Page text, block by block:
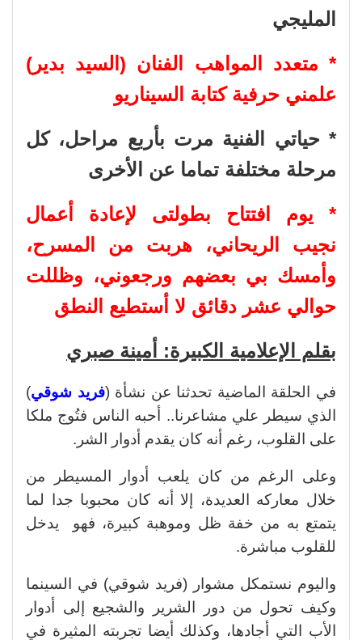
المليجي
* متعدد المواهب الفنان (السيد بدير)
علمني حرفية كتابة السيناريو
* حياتي الفنية مرت بأربع مراحل، كل
مرحلة مختلفة تماما عن الأخرى
* يوم افتتاح بطولتى لإعادة أعمال
نجيب الريحاني، هربت من المسرح،
وأمسك بي بعضهم ورجعوني، وظللت
حوالي عشر دقائق لا أستطيع النطق
بقلم الإعلامية الكبيرة: أمينة صبري
في الحلقة الماضية تحدثنا عن نشأة (فريد شوقي)
الذي سيطر علي مشاعرنا.. أحبه الناس فتُوج ملكا
على القلوب، رغم أنه كان يقدم أدوار الشر.
وعلى الرغم من كان يلعب أدوار المسيطر من
خلال معاركه العديدة، إلا أنه كان محبوبا جدا لما
يتمتع به من خفة ظل وموهبة كبيرة، فهو يدخل
للقلوب مباشرة.
واليوم نستمكل مشوار (فريد شوقي) في السينما
وكيف تحول من دور الشرير والشجيع إلى أدوار
الأب التي أجادها، وكذلك أيضا تجربته المثيرة في